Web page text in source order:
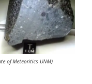
of Meteoritics UNM)